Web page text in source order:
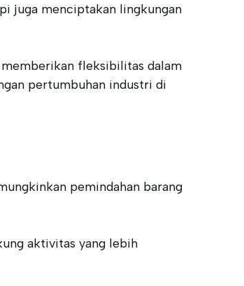
juga menciptakan lingkungan
fleksibilitas dalam
pertumbuhan industri di
pemindahan barang
aktivitas yang lebih